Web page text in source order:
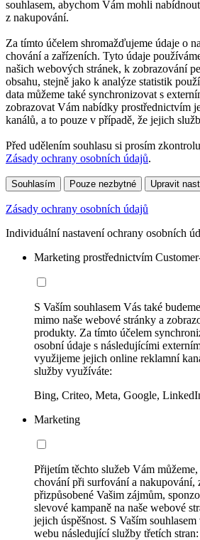
souhlasem, abychom Vám mohli
z nakupování.
Za tímto účelem shromažďujeme údaje o
chování a zařízeních. Tyto údaje
našich webových stránek, k zobrazování
obsahu, stejně jako k analýze statistik
data můžeme také synchronizovat s
zobrazovat Vám nabídky prostřednictvím
kanálů, a to pouze v případě, že jejich
Před udělením souhlasu si prosím
Zásady ochrany osobních údajů.
Souhlasím Pouze nezbytné Upravit
Zásady ochrany osobních údajů
Individuální nastavení ochrany osobních
Marketing prostřednictvím
S Vaším souhlasem Vás také
mimo naše webové stránky a
produkty. Za tímto účelem
osobní údaje s následujícími
využijeme jejich online reklamní
služby využíváte:
Bing, Criteo, Meta, Google,
Marketing
Přijetím těchto služeb Vám můžeme,
chování při surfování a nakupování,
přizpůsobené Vašim zájmům,
slevové kampaně na naše webové
jejich úspěšnost. S Vaším
webu následující služby třetích stran: